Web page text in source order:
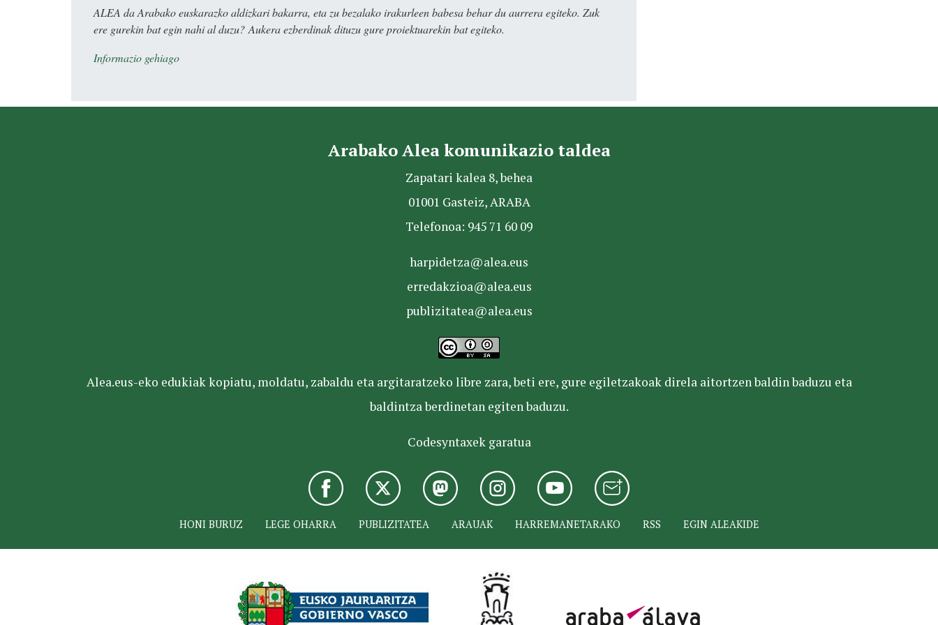
ALEA da Arabako euskarazko aldizkari bakarra, eta zu bezalako irakurleen babesa behar du aurrera egiteko. Zuk
ere gurekin bat egin nahi al duzu? Aukera ezberdinak dituzu gure proiektuarekin bat egiteko.
Informazio gehiago
Arabako Alea komunikazio taldea
Zapatari kalea 8, behea
01001 Gasteiz, ARABA
Telefonoa: 945 71 60 09
harpidetza@alea.eus
erredakzioa@alea.eus
publizitatea@alea.eus
Alea.eus-eko edukiak kopiatu, moldatu, zabaldu eta argitaratzeko libre zara, beti ere, gure egiletzakoak direla aitortzen baldin baduzu eta
baldintza berdinetan egiten baduzu.
Codesyntaxek garatua
HONI BURUZ LEGE OHARRA PUBLIZITATEA ARAUAK HARREMANETARAKO RSS EGIN ALEAKIDE